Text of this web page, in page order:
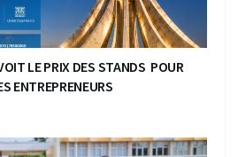
LE PRIX DES STANDS POUR
ENTREPRENEURS